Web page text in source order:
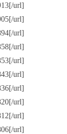
url]
url]
url]
url]
url]
url]
url]
url]
url]
url]